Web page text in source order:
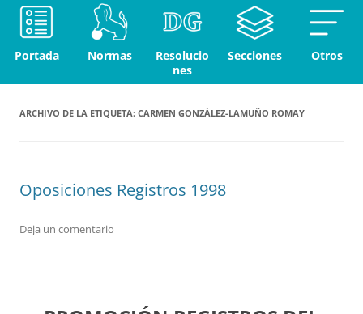
Portada Normas
Resolucio
nes
Secciones Otros
ARCHIVO DE LA ETIQUETA: CARMEN GONZÁLEZ-LAMUÑO ROMAY
Oposiciones Registros 1998
Deja un comentario